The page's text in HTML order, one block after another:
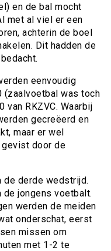
en de bal mocht
met al viel er een
achterin de boel
Dit hadden de
eenvoudig
(zaalvoetbal was toch
van RKZVC. Waarbij
gecreëerd en
maar er wel
gevist door de
de derde wedstrijd.
de jongens voetbalt.
werden de meiden
onderschat, eerst
missen om
met 1-2 te